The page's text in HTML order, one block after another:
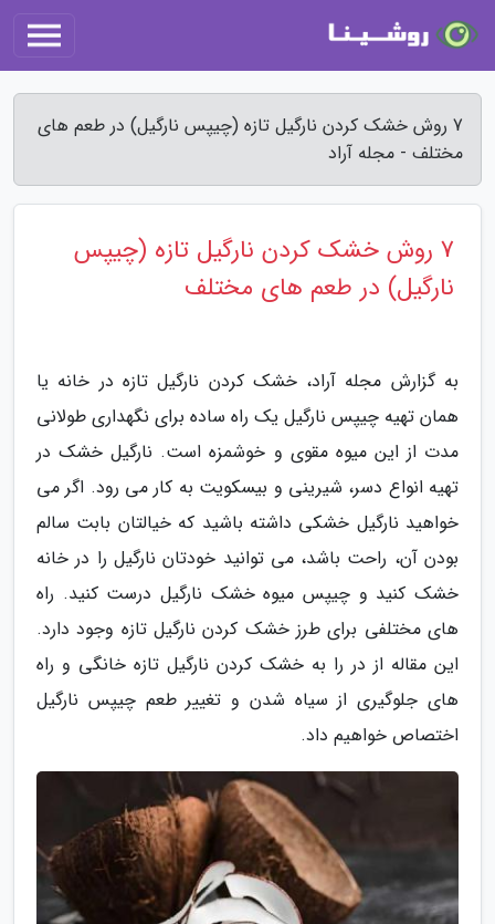
7 روش خشک کردن نارگیل تازه (چیپس نارگیل) در طعم های
مختلف - مجله آراد
7 روش خشک کردن نارگیل تازه (چیپس
نارگیل) در طعم های مختلف
به گزارش مجله آراد، خشک کردن نارگیل تازه در خانه یا
همان تهیه چیپس نارگیل یک راه ساده برای نگهداری طولانی
مدت از این میوه مقوی و خوشمزه است. نارگیل خشک در
تهیه انواع دسر، شیرینی و بیسکویت به کار می رود. اگر می
خواهید نارگیل خشکی داشته باشید که خیالتان بابت سالم
بودن آن، راحت باشد، می توانید خودتان نارگیل را در خانه
خشک کنید و چیپس میوه خشک نارگیل درست کنید. راه
های مختلفی برای طرز خشک کردن نارگیل تازه وجود دارد.
این مقاله از در را به خشک کردن نارگیل تازه خانگی و راه
های جلوگیری از سیاه شدن و تغییر طعم چیپس نارگیل
اختصاص خواهیم داد.